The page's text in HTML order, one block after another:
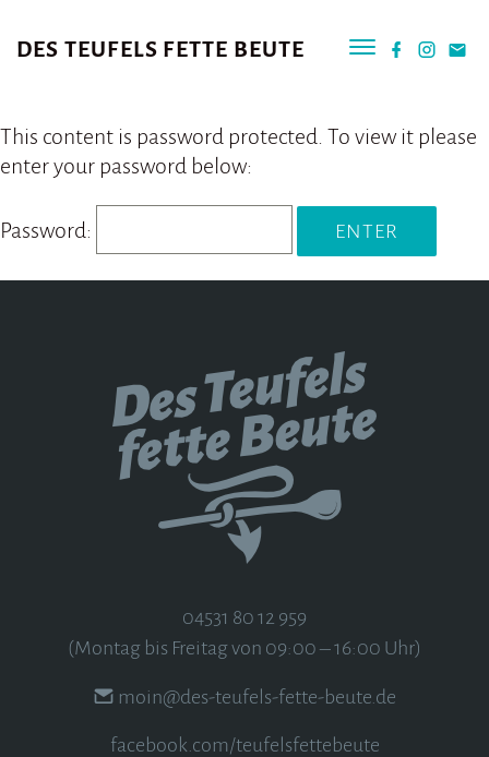
DES TEUFELS FETTE BEUTE
This content is password protected. To view it please
enter your password below:
Password:
04531 80 12 959
(Montag bis Freitagvon 09:00 – 16:00 Uhr)
moin@des-teufels-fette-beute.de
facebook.com/teufelsfettebeute